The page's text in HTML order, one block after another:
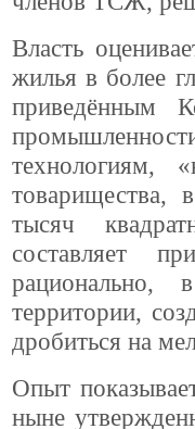
Власть
жилья в более
приведённым
технологиям,
товарищества,
тысяч
составляет
рационально,
территории,
дробиться на
Опыт
ныне